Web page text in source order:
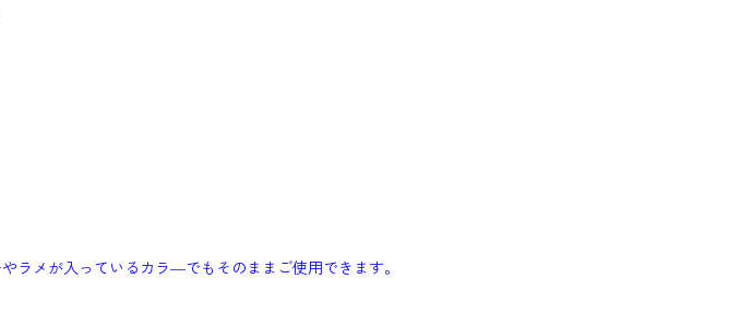
ラメが入っているカラ―でもそのままご使用できます。